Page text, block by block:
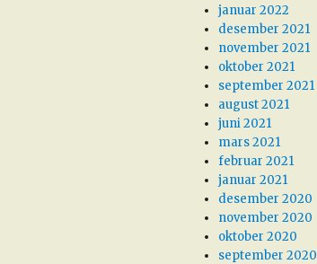
januar 2022
desember 2021
november 2021
oktober 2021
september 2021
august 2021
juni 2021
mars 2021
februar 2021
januar 2021
desember 2020
november 2020
oktober 2020
september 2020